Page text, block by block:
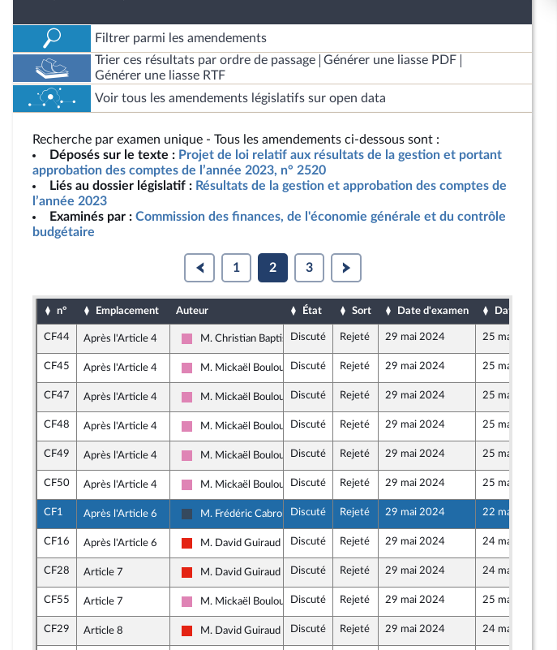
Filtrer parmi les amendements
Trier ces résultats par ordre de passage
Générer une liasse PDF
Générer une liasse RTF
Voir tous les amendements législatifs sur open data
Recherche par examen unique - Tous les amendements ci-dessous sont :
Déposés sur le texte : Projet de loi relatif aux résultats de la gestion et portant
approbation des comptes de l’année 2023, n° 2520
Liés au dossier législatif : Résultats de la gestion et approbation des comptes de
l’année 2023
Examinés par : Commission des finances, de l'économie générale et du contrôle
budgétaire
1 2 3
n° Emplacement Auteur État Sort Date d'examen Date de dépôt
CF44 Après l'Article 4
Socialistes et apparentés
M. Christian BaptisteDiscuté Rejeté 29 mai 2024 25 mai 2024
CF45 Après l'Article 4
Socialistes et apparentés
M. Mickaël Bouloux Discuté Rejeté 29 mai 2024 25 mai 2024
CF47 Après l'Article 4
Socialistes et apparentés
M. Mickaël Bouloux Discuté Rejeté 29 mai 2024 25 mai 2024
CF48 Après l'Article 4
Socialistes et apparentés
M. Mickaël Bouloux Discuté Rejeté 29 mai 2024 25 mai 2024
CF49 Après l'Article 4
Socialistes et apparentés
M. Mickaël Bouloux Discuté Rejeté 29 mai 2024 25 mai 2024
CF50 Après l'Article 4
Socialistes et apparentés
M. Mickaël Bouloux Discuté Rejeté 29 mai 2024 25 mai 2024
CF1 Après l'Article 6
Rassemblement National
M. Frédéric CabrolierDiscuté Rejeté 29 mai 2024 22 mai 2024
CF16 Après l'Article 6
La France insoumise - Nouvelle Union Populaire écologique et sociale
M. David Guiraud Discuté Rejeté 29 mai 2024 24 mai 2024
CF28 Article 7
La France insoumise - Nouvelle Union Populaire écologique et sociale
M. David Guiraud Discuté Rejeté 29 mai 2024 24 mai 2024
CF55 Article 7
Socialistes et apparentés
M. Mickaël Bouloux Discuté Rejeté 29 mai 2024 25 mai 2024
CF29 Article 8
La France insoumise - Nouvelle Union Populaire écologique et sociale
M. David Guiraud Discuté Rejeté 29 mai 2024 24 mai 2024